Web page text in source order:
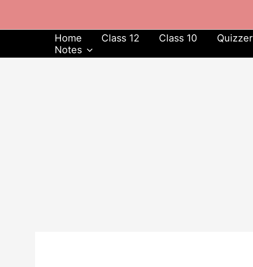
content
Home Class 12 Class 10 Quizzer
Notes